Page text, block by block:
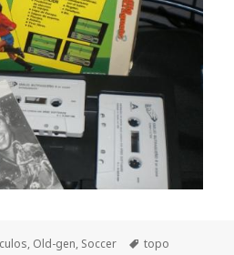
, Old-gen, Soccer Etiquetas
topo